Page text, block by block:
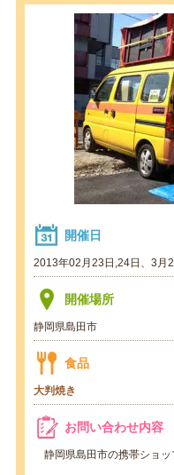
開催日
2013年02月23日,24日、3月2
開催場所
静岡県島田市
食品
大判焼き
お問い合わせ内容
静岡県島田市の携帯ショッ